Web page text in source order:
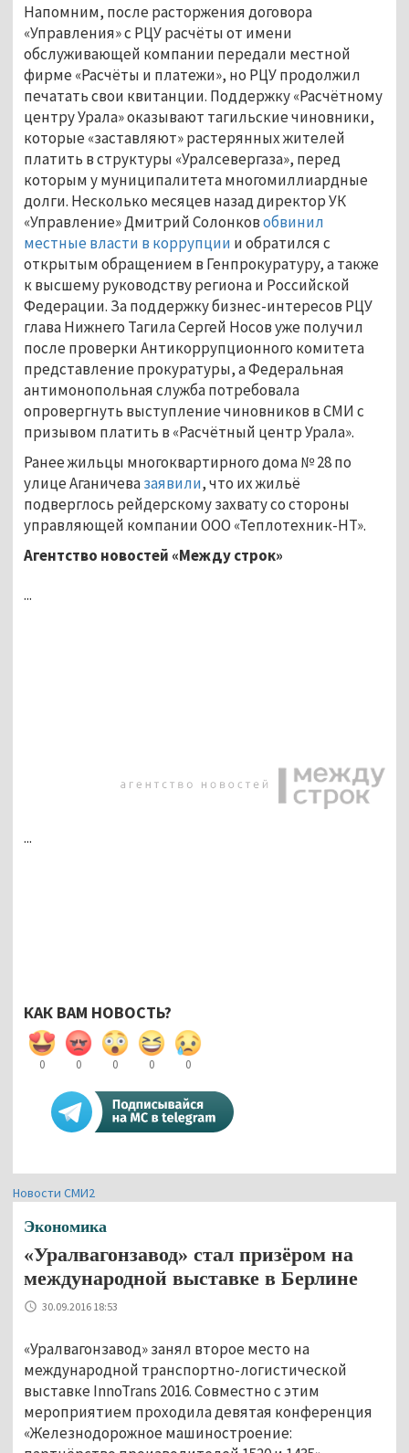
Напомним, после расторжения договора
«Управления» с РЦУ расчёты от имени
обслуживающей компании передали местной
фирме «Расчёты и платежи», но РЦУ продолжил
печатать свои квитанции. Поддержку «Расчётному
центру Урала» оказывают тагильские чиновники,
которые «заставляют» растерянных жителей
платить в структуры «Уралсевергаза», перед
которым у муниципалитета многомиллиардные
долги. Несколько месяцев назад директор УК
«Управление» Дмитрий Солонковобвинил
местные власти в коррупции и обратился с
открытым обращением в Генпрокуратуру, а также
к высшему руководству региона и Российской
Федерации. За поддержку бизнес-интересов РЦУ
глава Нижнего Тагила Сергей Носов уже получил
после проверки Антикоррупционного комитета
представление прокуратуры, а Федеральная
антимонопольная служба потребовала
опровергнуть выступление чиновников в СМИ с
призывом платить в «Расчётный центр Урала».
Ранее жильцы многоквартирного дома № 28 по
улице Аганичевазаявили, что их жильё
подверглось рейдерскому захвату со стороны
управляющей компании ООО «Теплотехник-НТ».
Агентство новостей «Между строк»
...
...
КАК ВАМ НОВОСТЬ?
0 0 0 0 0
Новости СМИ2
Экономика
«Уралвагонзавод» стал призёром на
международной выставке в Берлине
30.09.2016 18:53
«Уралвагонзавод» занял второе место на
международной транспортно-логистической
выставке InnoTrans 2016. Совместно с этим
мероприятием проходила девятая конференция
«Железнодорожное машиностроение: